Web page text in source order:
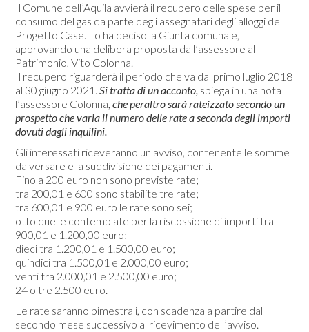
Il Comune dell’Aquila avvierà il recupero delle spese per il
consumo del gas da parte degli assegnatari degli alloggi del
Progetto Case. Lo ha deciso la Giunta comunale,
approvando una delibera proposta dall’assessore al
Patrimonio, Vito Colonna.
Il recupero riguarderà il periodo che va dal primo luglio 2018
al 30 giugno 2021.Si tratta di un acconto, spiega in una nota
l’assessore Colonna,che peraltro sarà rateizzato secondo un
prospetto che varia il numero delle rate a seconda degli importi
dovuti dagli inquilini.
Gli interessati riceveranno un avviso, contenente le somme
da versare e la suddivisione dei pagamenti.
Fino a 200 euro non sono previste rate;
tra 200,01 e 600 sono stabilite tre rate;
tra 600,01 e 900 euro le rate sono sei;
otto quelle contemplate per la riscossione di importi tra
900,01 e 1.200,00 euro;
dieci tra 1.200,01 e 1.500,00 euro;
quindici tra 1.500,01 e 2.000,00 euro;
venti tra 2.000,01 e 2.500,00 euro;
24 oltre 2.500 euro.
Le rate saranno bimestrali, con scadenza a partire dal
secondo mese successivo al ricevimento dell’avviso.